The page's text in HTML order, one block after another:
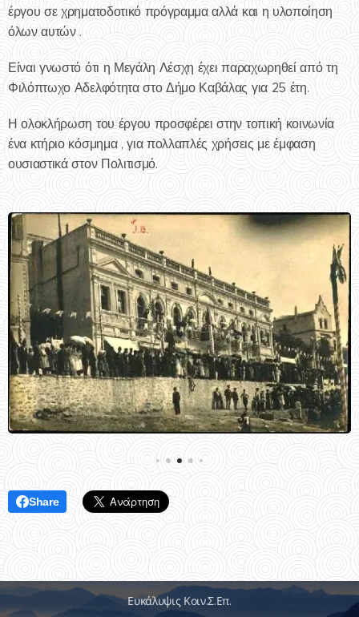
έργου σε χρηματοδοτικό πρόγραμμα αλλά και η υλοποίηση
όλων αυτών .
Είναι γνωστό ότι η Μεγάλη Λέσχη έχει παραχωρηθεί από τη
Φιλόπτωχο Αδελφότητα στο Δήμο Καβάλας για 25 έτη.
Η ολοκλήρωση του έργου προσφέρει στην τοπική κοινωνία
ένα κτήριο κόσμημα , για πολλαπλές χρήσεις με έμφαση
ουσιαστικά στον Πολιτισμό.
Share
Ευκάλυψις Κοιν.Σ.Επ.